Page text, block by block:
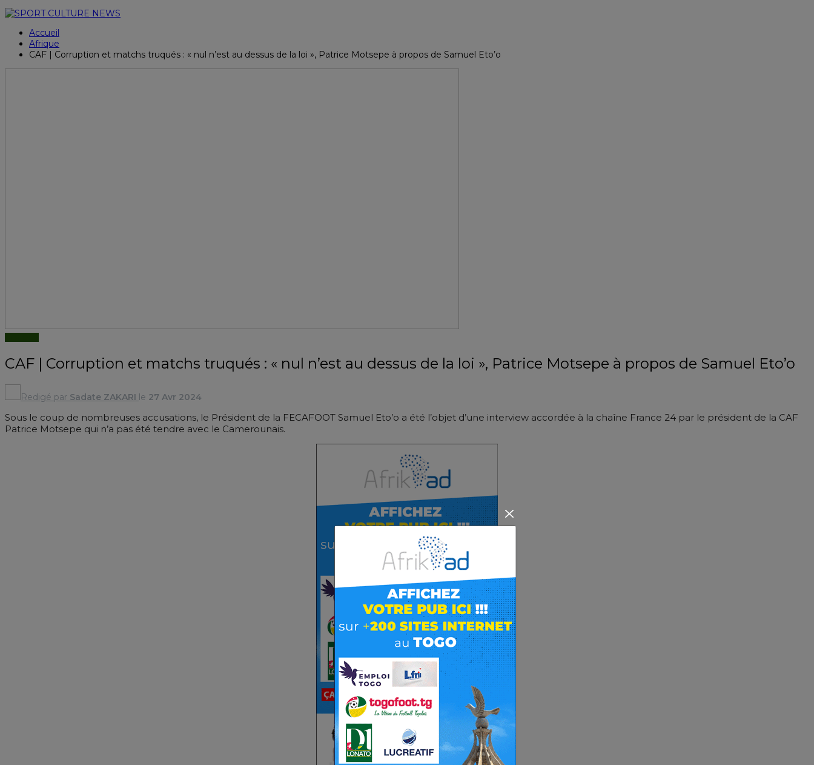
Accueil
Afrique
CAF | Corruption et matchs truqués : « nul n’est au dessus de la loi », Patrice Motsepe à propos de Samuel Eto’o
CAF | Corruption et matchs truqués : « nul n’est au dessus de la loi », Patrice Motsepe à propos de Samuel Eto’o
Redigé par Sadate ZAKARI le 27 Avr 2024
Sous le coup de nombreuses accusations, le Président de la FECAFOOT Samuel Eto’o a été l’objet d’une interview accordée à la chaîne France 24 par le président de la CAF
Patrice Motsepe qui n’a pas été tendre avec le Camerounais.